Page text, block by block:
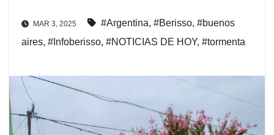
MAR 3, 2025 #Argentina, #Berisso, #buenos
aires, #Infoberisso, #NOTICIAS DE HOY, #tormenta